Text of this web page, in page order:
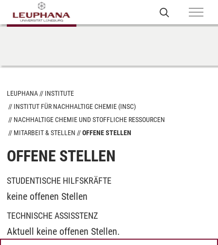
LEUPHANA
INSTITUTE
INSTITUT FÜR NACHHALTIGE CHEMIE (INSC)
NACHHALTIGE CHEMIE UND STOFFLICHE RESSOURCEN
MITARBEIT & STELLEN
OFFENE STELLEN
OFFENE STELLEN
STUDENTISCHE HILFSKRÄFTE
keine offenen Stellen
TECHNISCHE ASSISSTENZ
Aktuell keine offenen Stellen.